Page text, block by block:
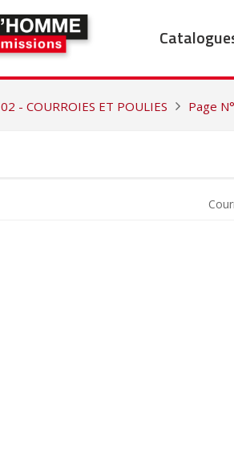
02 - COURROIES ET POULIES Page